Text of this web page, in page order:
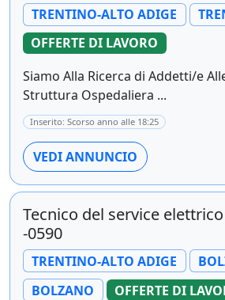
TRENTINO-ALTO ADIGE
OFFERTE DI LAVORO
Siamo Alla Ricerca di Addetti/e
Struttura Ospedaliera ...
Inserito: Scorso anno alle 18:25
VEDI ANNUNCIO
Tecnico del service
-0590
TRENTINO-ALTO ADIGE
BOLZANO
OFFERTE DI